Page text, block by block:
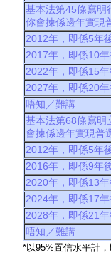
基本法第45條寫明
你會揀係邊年實現
2012年，即係5年
2017年，即係10年
2022年，即係15年
2027年，即係20年
唔知／難講
基本法第68條寫明
會揀係邊年實現普
2012年，即係5年
2016年，即係9年
2020年，即係13年
2024年，即係17年
2028年，即係21年
唔知／難講
*以95%置信水平計